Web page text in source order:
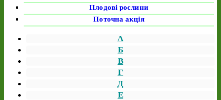
Плодові рослини
Поточна акція
А
Б
В
Г
Д
Е